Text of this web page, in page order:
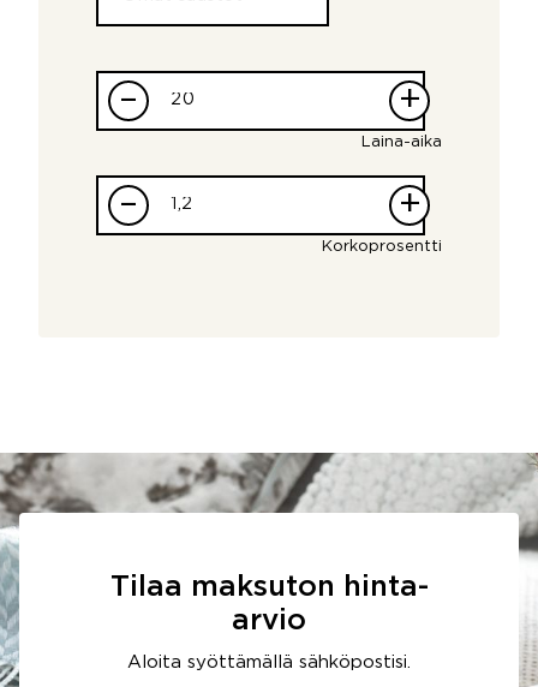
– +
Laina-aika
– +
Korkoprosentti
Tilaa maksuton hinta-
arvio
Aloita syöttämällä sähköpostisi.